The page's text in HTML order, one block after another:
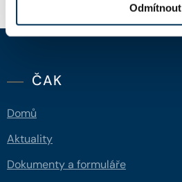
Odmítnout
ČAK
Domů
Aktuality
Dokumenty a formuláře